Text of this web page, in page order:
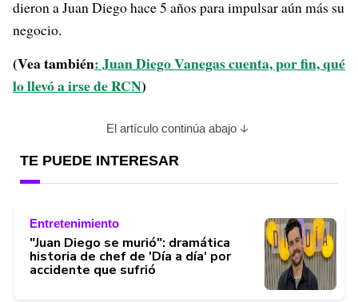
dieron a Juan Diego hace 5 años para impulsar aún más su
negocio.
(Vea también: Juan Diego Vanegas cuenta, por fin, qué
lo llevó a irse de RCN)
El artículo continúa abajo
TE PUEDE INTERESAR
Entretenimiento
"Juan Diego se murió": dramática
historia de chef de 'Día a día' por
accidente que sufrió